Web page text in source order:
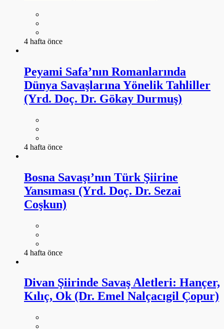
4 hafta önce
Peyami Safa’nın Romanlarında
Dünya Savaşlarına Yönelik Tahliller
(Yrd. Doç. Dr. Gökay Durmuş)
4 hafta önce
Bosna Savaşı’nın Türk Şiirine
Yansıması (Yrd. Doç. Dr. Sezai
Coşkun)
4 hafta önce
Divan Şiirinde Savaş Aletleri: Hançer,
Kılıç, Ok (Dr. Emel Nalçacıgil Çopur)